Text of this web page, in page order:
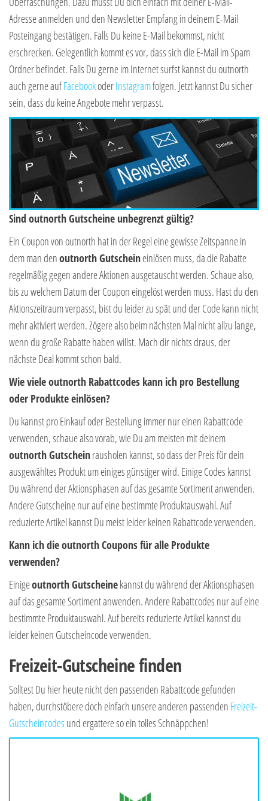
Adresse anmelden und den Newsletter Empfang in deinem E-Mail
Posteingang bestätigen. Falls Du keine E-Mail bekommst, nicht
erschrecken. Gelegentlich kommt es vor, dass sich die E-Mail im Spam
Ordner befindet. Falls Du gerne im Internet surfst kannst du outnorth
auch gerne aufFacebookoderInstagramfolgen. Jetzt kannst Du sicher
sein, dass du keine Angebote mehr verpasst.
Sind outnorth Gutscheine unbegrenzt gültig?
Ein Coupon von outnorth hat in der Regel eine gewisse Zeitspanne in
dem man denoutnorth Gutscheineinlösen muss, da die Rabatte
regelmäßig gegen andere Aktionen ausgetauscht werden. Schaue also,
bis zu welchem Datum der Coupon eingelöst werden muss. Hast du den
Aktionszeitraum verpasst, bist du leider zu spät und der Code kann nicht
mehr aktiviert werden. Zögere also beim nächsten Mal nicht allzu lange,
wenn du große Rabatte haben willst. Mach dir nichts draus, der
nächste Deal kommt schon bald.
Wie viele outnorth Rabattcodes kann ich pro Bestellung
oder Produkte einlösen?
Du kannst pro Einkauf oder Bestellung immer nur einen Rabattcode
verwenden, schaue also vorab, wie Du am meisten mit deinem
outnorth Gutscheinrausholen kannst, so dass der Preis für dein
ausgewähltes Produkt um einiges günstiger wird. Einige Codes kannst
Du während der Aktionsphasen auf das gesamte Sortiment anwenden.
Andere Gutscheine nur auf eine bestimmte Produktauswahl. Auf
reduzierte Artikel kannst Du meist leider keinen Rabattcode verwenden.
Kann ich die outnorth Coupons für alle Produkte
verwenden?
Einigeoutnorth Gutscheinekannst du während der Aktionsphasen
auf das gesamte Sortiment anwenden. Andere Rabattcodes nur auf eine
bestimmte Produktauswahl. Auf bereits reduzierte Artikel kannst du
leider keinen Gutscheincode verwenden.
Freizeit-Gutscheine finden
Solltest Du hier heute nicht den passenden Rabattcode gefunden
haben, durchstöbere doch einfach unsere anderen passenden Freizeit-
Gutscheincodes und ergattere so ein tolles Schnäppchen!